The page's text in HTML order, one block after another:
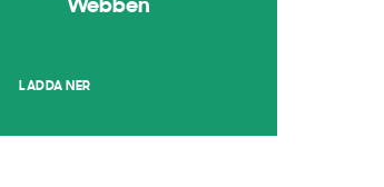
Webben
LADDA NER